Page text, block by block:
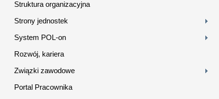
Struktura organizacyjna
Strony jednostek
System POL-on
Rozwój, kariera
Związki zawodowe
Portal Pracownika